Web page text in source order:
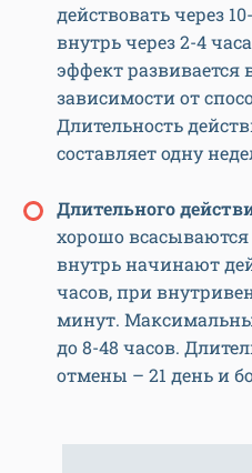
действовать через
внутрь через 2-4
эффект развивается
зависимости от
Длительность
составляет одну
Длительного
хорошо
внутрь начинают
часов, при
минут.
до 8-48 часов.
отмены – 21 день и